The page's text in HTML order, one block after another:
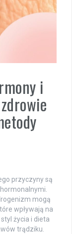
i
przyczyny są
mogą
wpływają na
życia i dieta
trądziku.